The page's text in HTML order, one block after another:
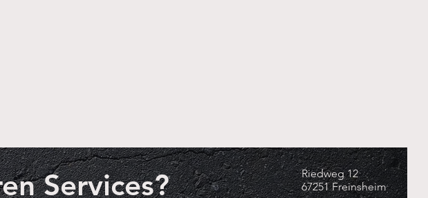
Services?
Riedweg 12
67251 Freinsheim